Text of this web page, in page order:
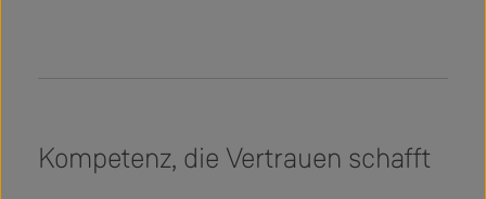
Kompetenz, die Vertrauen schafft